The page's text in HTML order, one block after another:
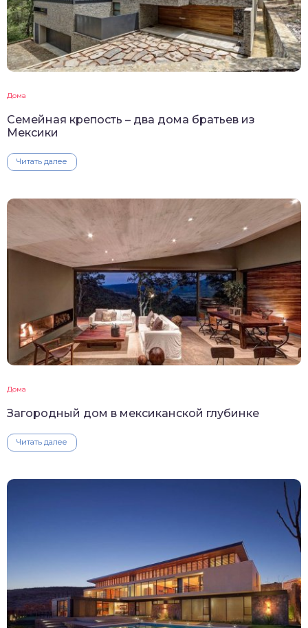
Дома
Семейная крепость – два дома братьев из
Мексики
Читать далее
Дома
Загородный дом в мексиканской глубинке
Читать далее